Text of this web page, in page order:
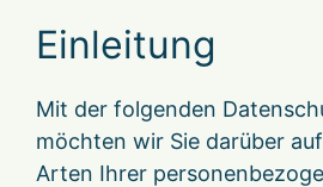
Einleitung
Mit der folgenden
möchten wir Sie darüber
Arten Ihrer